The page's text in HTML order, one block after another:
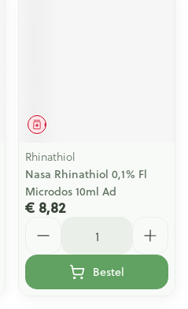
Geneesmiddel
Rhinathiol
Nasa Rhinathiol 0,1% Fl
Microdos 10ml Ad
€ 8,82
Bestel